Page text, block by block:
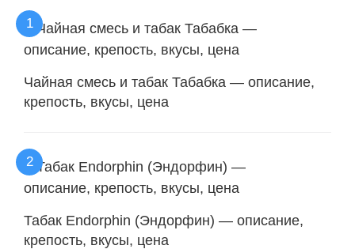
Чайная смесь и табак Табабка — описание,
крепость, вкусы, цена
Табак Endorphin (Эндорфин) — описание,
крепость, вкусы, цена